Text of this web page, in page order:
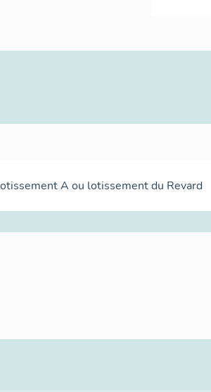
A ou lotissement du Revard